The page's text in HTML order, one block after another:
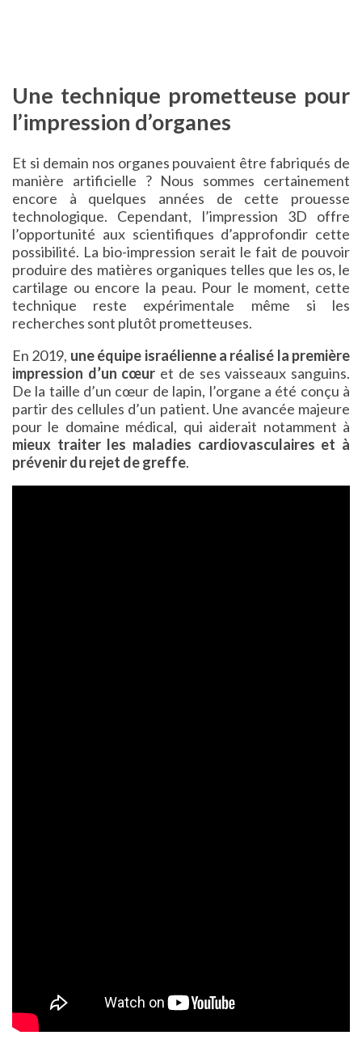
Une technique prometteuse pour
l’impression d’organes
Et si demain nos organes pouvaient être fabriqués de
manière artificielle ? Nous sommes certainement
encore à quelques années de cette prouesse
technologique. Cependant, l’impression 3D offre
l’opportunité aux scientifiques d’approfondir cette
possibilité. La bio-impression serait le fait de pouvoir
produire des matières organiques telles que les os, le
cartilage ou encore la peau. Pour le moment, cette
technique reste expérimentale même si les
recherches sont plutôt prometteuses.
En 2019, une équipe israélienne a réalisé la première
impression d’un cœur et de ses vaisseaux sanguins.
De la taille d’un cœur de lapin, l’organe a été conçu à
partir des cellules d’un patient. Une avancée majeure
pour le domaine médical, qui aiderait notamment à
mieux traiter les maladies cardiovasculaires et à
prévenir du rejet de greffe.